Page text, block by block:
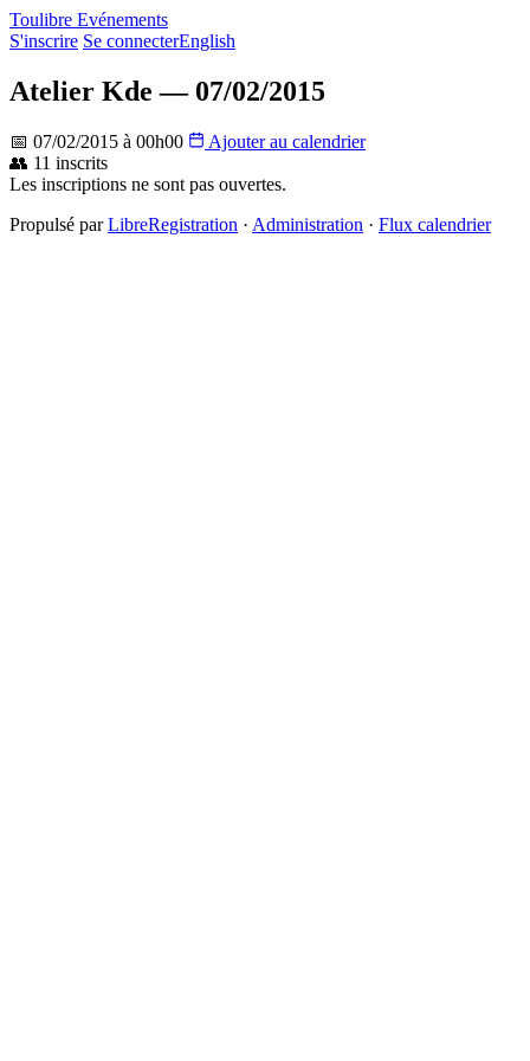
Toulibre Evénements
S'inscrire Se connecterEnglish
Atelier Kde — 07/02/2015
📅 07/02/2015 à 00h00
Ajouter au calendrier
👥 11 inscrits
Les inscriptions ne sont pas ouvertes.
Propulsé parLibreRegistration · Administration · Flux calendrier